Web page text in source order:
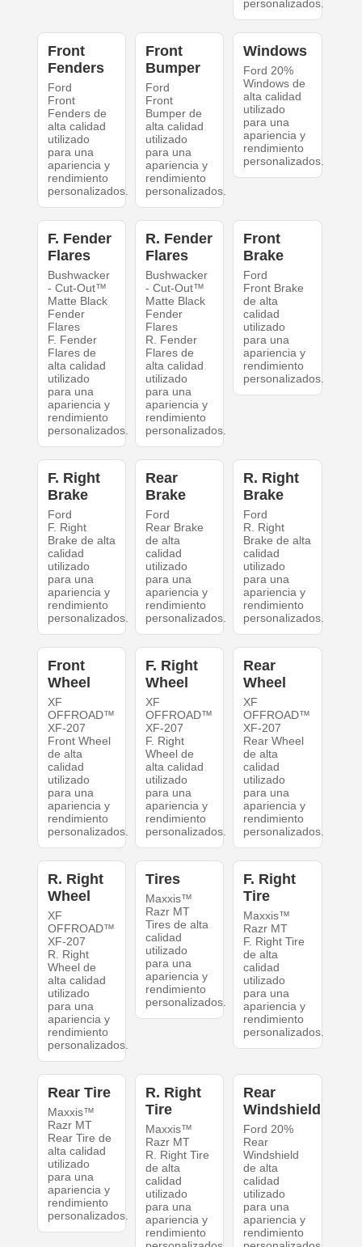
personalizados.
Front
Fenders
Ford
Front
Fenders de
alta calidad
utilizado
para una
apariencia y
rendimiento
personalizados.
Front
Bumper
Ford
Front
Bumper de
alta calidad
utilizado
para una
apariencia y
rendimiento
personalizados.
Windows
Ford 20%
Windows de
alta calidad
utilizado
para una
apariencia y
rendimiento
personalizados.
F. Fender
Flares
Bushwacker
- Cut-Out™
Matte Black
Fender
Flares
F. Fender
Flares de
alta calidad
utilizado
para una
apariencia y
rendimiento
personalizados.
R. Fender
Flares
Bushwacker
- Cut-Out™
Matte Black
Fender
Flares
R. Fender
Flares de
alta calidad
utilizado
para una
apariencia y
rendimiento
personalizados.
Front
Brake
Ford
Front Brake
de alta
calidad
utilizado
para una
apariencia y
rendimiento
personalizados.
F. Right
Brake
Ford
F. Right
Brake de alta
calidad
utilizado
para una
apariencia y
rendimiento
personalizados.
Rear
Brake
Ford
Rear Brake
de alta
calidad
utilizado
para una
apariencia y
rendimiento
personalizados.
R. Right
Brake
Ford
R. Right
Brake de alta
calidad
utilizado
para una
apariencia y
rendimiento
personalizados.
Front
Wheel
XF
OFFROAD™
XF-207
Front Wheel
de alta
calidad
utilizado
para una
apariencia y
rendimiento
personalizados.
F. Right
Wheel
XF
OFFROAD™
XF-207
F. Right
Wheel de
alta calidad
utilizado
para una
apariencia y
rendimiento
personalizados.
Rear
Wheel
XF
OFFROAD™
XF-207
Rear Wheel
de alta
calidad
utilizado
para una
apariencia y
rendimiento
personalizados.
R. Right
Wheel
XF
OFFROAD™
XF-207
R. Right
Wheel de
alta calidad
utilizado
para una
apariencia y
rendimiento
personalizados.
Tires
Maxxis™
Razr MT
Tires de alta
calidad
utilizado
para una
apariencia y
rendimiento
personalizados.
F. Right
Tire
Maxxis™
Razr MT
F. Right Tire
de alta
calidad
utilizado
para una
apariencia y
rendimiento
personalizados.
Rear Tire
Maxxis™
Razr MT
Rear Tire de
alta calidad
utilizado
para una
apariencia y
rendimiento
personalizados.
R. Right
Tire
Maxxis™
Razr MT
R. Right Tire
de alta
calidad
utilizado
para una
apariencia y
rendimiento
Rear
Windshield
Ford 20%
Rear
Windshield
de alta
calidad
utilizado
para una
apariencia y
rendimiento